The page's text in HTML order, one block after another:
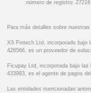
número de registro:
Para más detalles sobre
XS Fintech Ltd, incorporado bajo
426566, es un proveedor de
Ficupay Ltd, incorporada bajo
433983, es el agente de pagos
Las entidades mencionadas